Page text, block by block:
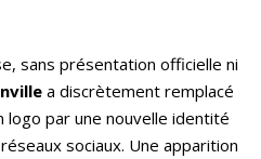
sans présentation officielle ni
a discrètement remplacé
logo par une nouvelle identité
sociaux. Une apparition